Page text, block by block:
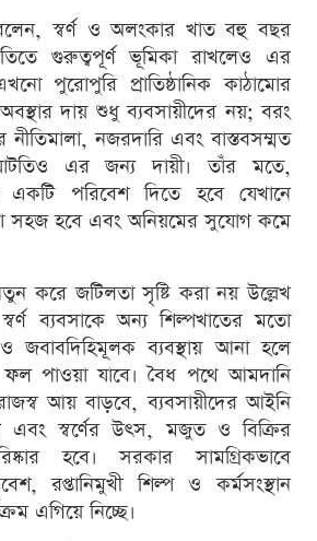
বলেন, স্বর্ণ ও অলংকার খাত বহু বছর
গুরুত্বপূর্ণ ভূমিকা রাখলেও এর
পুরোপুরি প্রাতিষ্ঠানিক কাঠামোর
দায় শুধু ব্যবসায়ীদের নয়; বরং
নীতিমালা, নজরদারি এবং বাস্তবসম্মত
ঘাটতিও এর জন্য দায়ী। তাঁর মতে,
একটি পরিবেশ দিতে হবে যেখানে
সহজ হবে এবং অনিয়মের সুযোগ কমে
করে জটিলতা সৃষ্টি করা নয় উল্লেখ
ব্যবসাকে অন্য শিল্পখাতের মতো
ও জবাবদিহিমূলক ব্যবস্থায় আনা হলে
পাওয়া যাবে। বৈধ পথে আমদানি
আয় বাড়বে, ব্যবসায়ীদের আইনি
এবং স্বর্ণের উৎস, মজুত ও বিক্রির
হবে। সরকার সামগ্রিকভাবে
রপ্তানিমুখী শিল্প ও কর্মসংস্থান
এগিয়ে নিচ্ছে।